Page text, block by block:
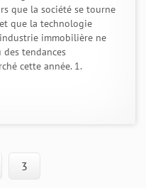
que la société se tourne
que la technologie
immobilière ne
tendances
cette année. 1.
3